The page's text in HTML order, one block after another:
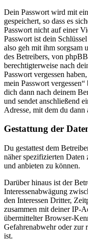
Dein Passwort wird mit
gespeichert, so dass es
Passwort nicht auf einer
Passwort ist dein
also geh mit ihm sorgsam
des Betreibers, von
berechtigterweise nach
Passwort vergessen
mein Passwort
dich dann nach deinem
und sendet anschließend
Adresse, mit dem du
Gestattung der
Du gestattest dem
näher spezifizierten Daten
und anbieten zu können.
Darüber hinaus ist der
Interessenabwägung
den Interessen Dritter,
zusammen mit deiner IP-
übermittelter Browser-
Gefahrenabwehr oder zur
ist.